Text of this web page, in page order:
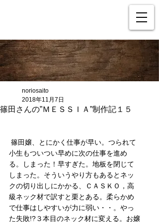
篠田さんの”ＭＥＳＳＩＡ”制作記１５
noriosaito
2018年11月7日
小生もついつい早めに次の仕事を進め
る。しまった！早すぎた。地板を閉じて
しまった。そういうやり方もあるとネッ
クの切り出しにかかる、ＣＡＳＫＯ，高
級ネック材で訳すと栗とある。柔らかめ
で仕事はしやすいが力に弱い・・。やっ
た失敗!?３本目のネック材に変える。お嬢